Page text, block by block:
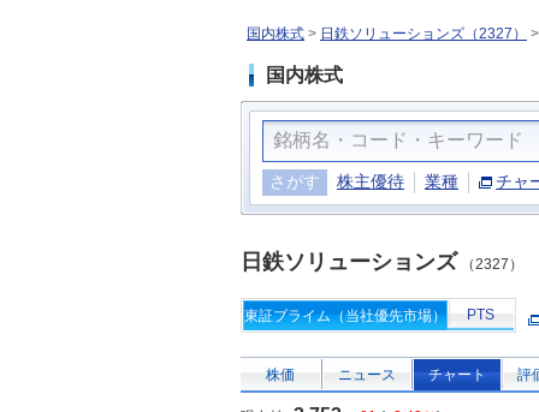
国内株式 > 日鉄ソリューションズ（2327）
国内株式
さがす 株主優待 業種 チャ
日鉄ソリューションズ （2327）
東証プライム（当社優先市場） PTS
株価 ニュース チャート 評